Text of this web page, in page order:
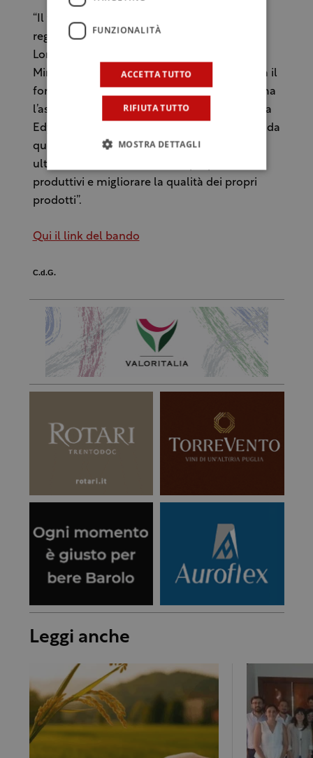
“Il fatto che la Sicilia sia terza, tra tutte le
regioni d’Italia, solo dopo Piemonte e
Lombardia, per importo assegnato dal
Ministero delle Politiche Agricole, testimonia il
forte valore dell’apicoltura sull’Isola – afferma
l’assessore regionale siciliano per l’Agricoltura
Edy Bandiera – Grazie agli interventi previsti da
questo bando la filiera apicola potrà
ulteriormente incrementare i propri livelli
produttivi e migliorare la qualità dei propri
prodotti”.
Qui il link del bando
C.d.G.
Leggi anche
FUNZIONALITÀ
ACCETTA TUTTO
RIFIUTA TUTTO
MOSTRA DETTAGLI